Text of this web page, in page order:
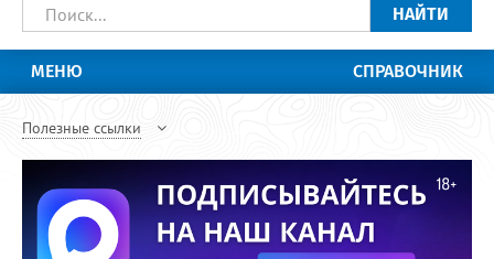
НАЙТИ
МЕНЮ СПРАВОЧНИК
Полезные ссылки